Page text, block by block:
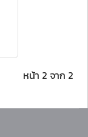
หน้า 2 จาก 2